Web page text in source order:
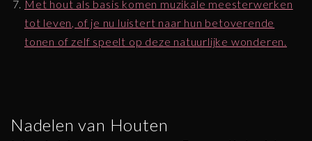
Met hout als basis komen muzikale meesterwerken
tot leven, of je nu luistert naar hun betoverende
tonen of zelf speelt op deze natuurlijke wonderen.
Nadelen van Houten